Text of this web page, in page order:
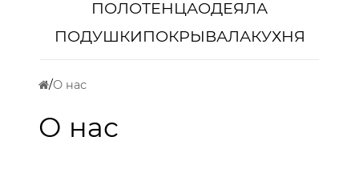
ПОЛОТЕНЦАОДЕЯЛА
ПОДУШКИПОКРЫВАЛАКУХНЯ
О нас
О нас